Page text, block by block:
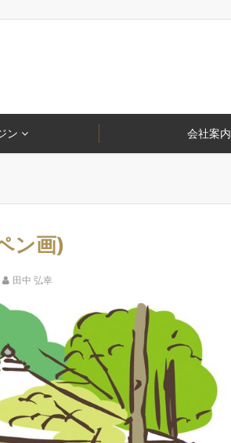
ン 会社案内
ン画)
田中 弘幸